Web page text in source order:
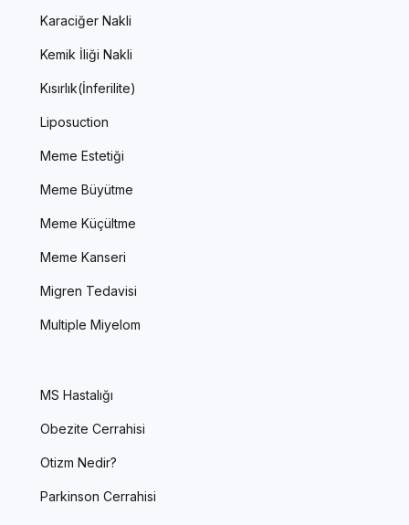
Karaciğer Nakli
Kemik İliği Nakli
Kısırlık(İnferilite)
Liposuction
Meme Estetiği
Meme Büyütme
Meme Küçültme
Meme Kanseri
Migren Tedavisi
Multiple Miyelom
MS Hastalığı
Obezite Cerrahisi
Otizm Nedir?
Parkinson Cerrahisi